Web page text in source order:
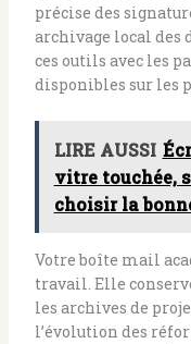
précise des
archivage local des
ces outils avec les
disponibles sur les
LIRE AUSSI
vitre touchée,
choisir la
Votre boîte mail
travail. Elle
les archives de
l’évolution des